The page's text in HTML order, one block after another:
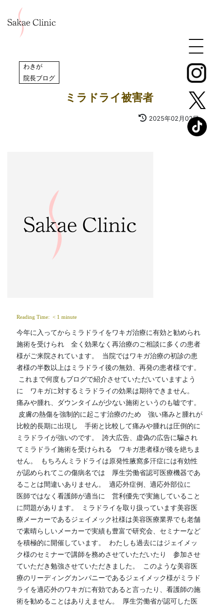
わきが
院長ブログ
ミラドライ被害者
2025年02月02日
Reading Time: < 1 minute
今年に入ってからミラドライをワキガ治療に有効と勧められ
施術を受けられ　全く効果なく再治療のご相談に多くの患者
様がご来院されています。  当院ではワキガ治療の初診の患
者様の半数以上はミラドライ後の無効、再発の患者様です。
これまで何度もブログで紹介させていただいていますよう
に　ワキガに対するミラドライの効果は期待できません。
痛みや腫れ、ダウンタイムが少ない施術というのも嘘です。
皮膚の熱傷を強制的に起こす治療のため　強い痛みと腫れが
比較的長期に出現し　手術と比較して痛みや腫れは圧倒的に
ミラドライが強いのです。  誇大広告、虚偽の広告に騙され
てミラドライ施術を受けられる　ワキガ患者様が後を絶ちま
せん。  もちろんミラドライは原発性腋窩多汗症には有効性
が認められてこの傷病名では　厚生労働省認可医療機器であ
ることは間違いありません。  適応外症例、適応外部位に
医師ではなく看護師が適当に　営利優先で実施していること
に問題があります。  ミラドライを取り扱っています美容医
療メーカーであるジェイメック社様は美容医療業界でも老舗
で素晴らしいメーカーで実績も豊富で研究会、セミナーなど
を積極的に開催しています。  わたしも過去にはジェイメッ
ク様のセミナーで講師を務めさせていただいたり　参加させ
ていただき勉強させていただきました。  このような美容医
療のリーディングカンパニーであるジェイメック様がミラド
ライを適応外のワキガに有効であると言ったり、看護師の施
術を勧めることはありえません。  厚生労働省が認可した医